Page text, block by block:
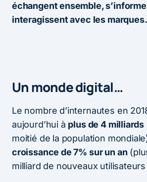
échangent ensemble,
interagissent avec les marques.
Un monde digital…
Le nombre d’internautes en
aujourd’hui à plus de 4 milliards
moitié de la population
croissance de 7% sur un an
milliard de nouveaux utilisateurs